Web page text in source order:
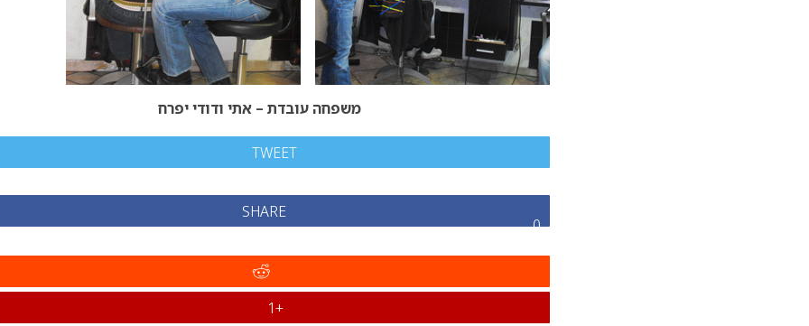
משפחה עובדת – אתי ודודי יפרח
TWEET
SHARE
0
+1